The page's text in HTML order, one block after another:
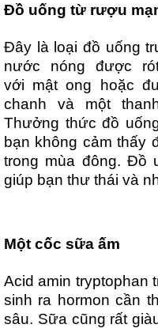
Đồ uống từ rượu
Đây là loại đồ uống
nước nóng được
với mật ong hoặc
chanh và một
Thưởng thức đồ
bạn không cảm thấy
trong mùa đông. Đồ
giúp bạn thư thái và
Một cốc sữa ấm
Acid amin tryptophan
sinh ra hormon cần
sâu. Sữa cũng rất